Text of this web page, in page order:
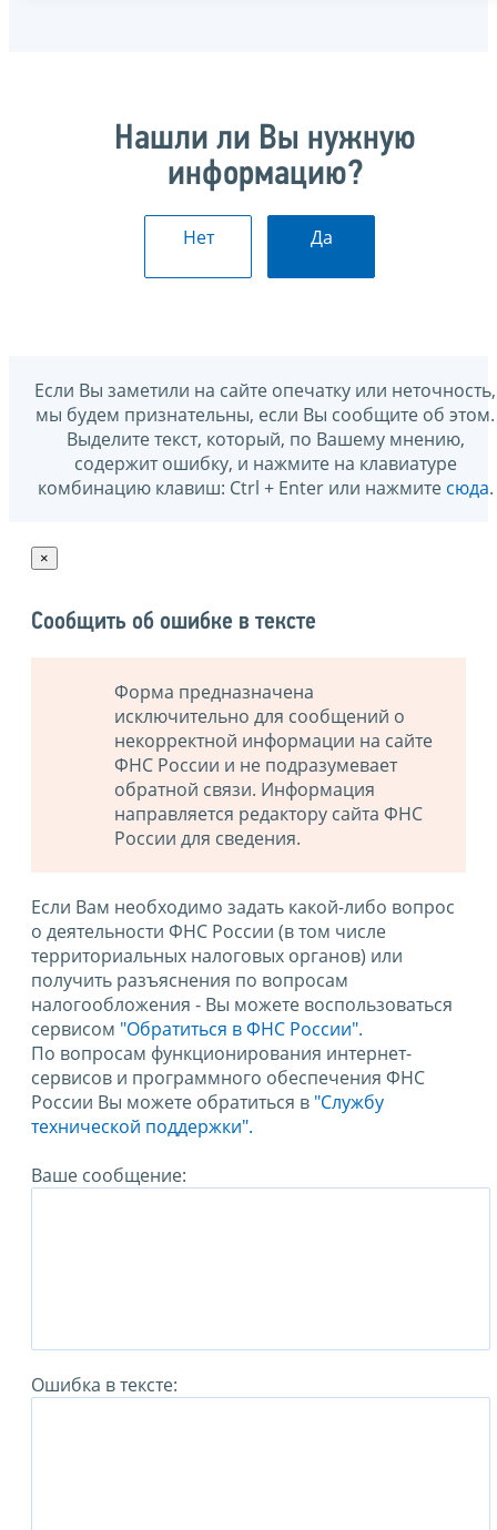
Нашли ли Вы нужную
информацию?
Нет Да
Если Вы заметили на сайте опечатку или неточность,
мы будем признательны, если Вы сообщите об этом.
Выделите текст, который, по Вашему мнению,
содержит ошибку, и нажмите на клавиатуре
комбинацию клавиш: Ctrl + Enter или нажмите сюда.
×
Сообщить об ошибке в тексте
Форма предназначена
исключительно для сообщений о
некорректной информации на сайте
ФНС России и не подразумевает
обратной связи. Информация
направляется редактору сайта ФНС
России для сведения.
Если Вам необходимо задать какой-либо вопрос
о деятельности ФНС России (в том числе
территориальных налоговых органов) или
получить разъяснения по вопросам
налогообложения - Вы можете воспользоваться
сервисом "Обратиться в ФНС России".
По вопросам функционирования интернет-
сервисов и программного обеспечения ФНС
России Вы можете обратиться в "Службу
технической поддержки".
Ваше сообщение:
Ошибка в тексте: